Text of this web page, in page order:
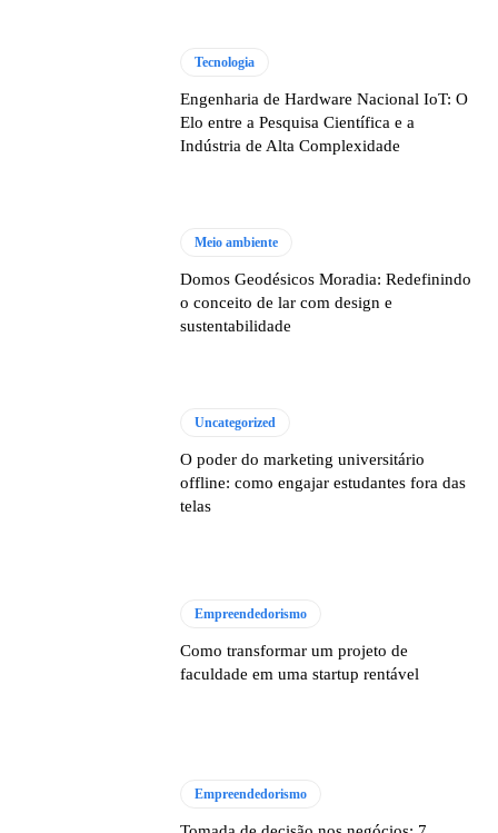
Tecnologia
Engenharia de Hardware Nacional IoT: O
Elo entre a Pesquisa Científica e a
Indústria de Alta Complexidade
Meio ambiente
Domos Geodésicos Moradia: Redefinindo
o conceito de lar com design e
sustentabilidade
Uncategorized
O poder do marketing universitário
offline: como engajar estudantes fora das
telas
Empreendedorismo
Como transformar um projeto de
faculdade em uma startup rentável
Empreendedorismo